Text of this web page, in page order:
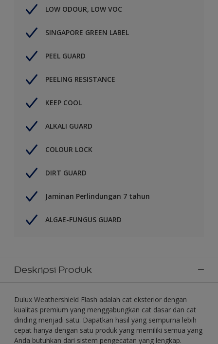
LOW ODOUR, LOW VOC
SINGAPORE GREEN LABEL
PEEL GUARD
PEELING RESISTANCE
KEEP COOL
ALKALI GUARD
COLOUR LOCK
DIRT GUARD
Jaminan Perlindungan 7 tahun
ALGAE-FUNGUS GUARD
Deskripsi Produk
Dulux Weathershield Flash adalah cat eksterior dengan
kualitas premium yang menggabungkan cat dasar dan cat
dinding menjadi satu. Dapatkan hasil yang sempurna lebih
cepat hanya dengan satu produk yang memiliki semua yang
Anda butuhkan dari sistem pengecatan yang lengkap.